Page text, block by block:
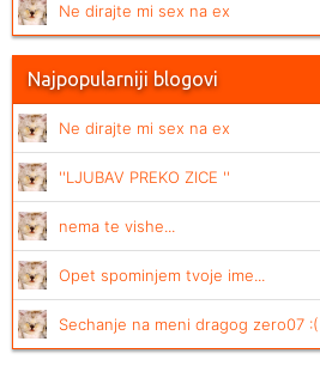
Ne dirajte mi sex na ex
Najpopularniji blogovi
Ne dirajte mi sex na ex
''LJUBAV PREKO ZICE ''
nema te vishe...
Opet spominjem tvoje ime...
Sechanje na meni dragog zero07 :(